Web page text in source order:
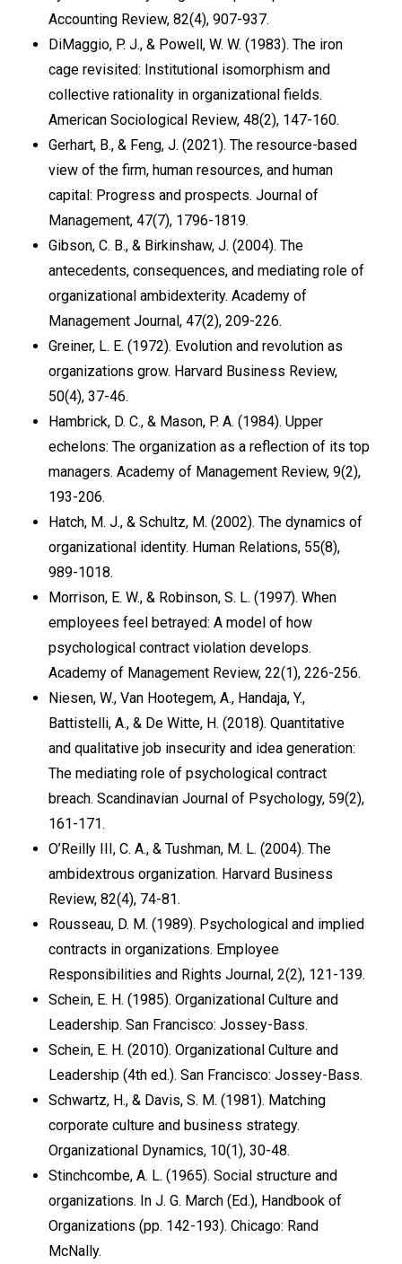
Accounting Review, 82(4), 907-937.
DiMaggio, P. J., & Powell, W. W. (1983). The iron
cage revisited: Institutional isomorphism and
collective rationality in organizational fields.
American Sociological Review, 48(2), 147-160.
Gerhart, B., & Feng, J. (2021). The resource-based
view of the firm, human resources, and human
capital: Progress and prospects. Journal of
Management, 47(7), 1796-1819.
Gibson, C. B., & Birkinshaw, J. (2004). The
antecedents, consequences, and mediating role of
organizational ambidexterity. Academy of
Management Journal, 47(2), 209-226.
Greiner, L. E. (1972). Evolution and revolution as
organizations grow. Harvard Business Review,
50(4), 37-46.
Hambrick, D. C., & Mason, P. A. (1984). Upper
echelons: The organization as a reflection of its top
managers. Academy of Management Review, 9(2),
193-206.
Hatch, M. J., & Schultz, M. (2002). The dynamics of
organizational identity. Human Relations, 55(8),
989-1018.
Morrison, E. W., & Robinson, S. L. (1997). When
employees feel betrayed: A model of how
psychological contract violation develops.
Academy of Management Review, 22(1), 226-256.
Niesen, W., Van Hootegem, A., Handaja, Y.,
Battistelli, A., & De Witte, H. (2018). Quantitative
and qualitative job insecurity and idea generation:
The mediating role of psychological contract
breach. Scandinavian Journal of Psychology, 59(2),
161-171.
O’Reilly III, C. A., & Tushman, M. L. (2004). The
ambidextrous organization. Harvard Business
Review, 82(4), 74-81.
Rousseau, D. M. (1989). Psychological and implied
contracts in organizations. Employee
Responsibilities and Rights Journal, 2(2), 121-139.
Schein, E. H. (1985). Organizational Culture and
Leadership. San Francisco: Jossey-Bass.
Schein, E. H. (2010). Organizational Culture and
Leadership (4th ed.). San Francisco: Jossey-Bass.
Schwartz, H., & Davis, S. M. (1981). Matching
corporate culture and business strategy.
Organizational Dynamics, 10(1), 30-48.
Stinchcombe, A. L. (1965). Social structure and
organizations. In J. G. March (Ed.), Handbook of
Organizations (pp. 142-193). Chicago: Rand
McNally.